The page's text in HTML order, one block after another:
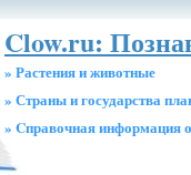
Clow.ru:
» Растения и животные
» Страны и государства
» Cправочная информация